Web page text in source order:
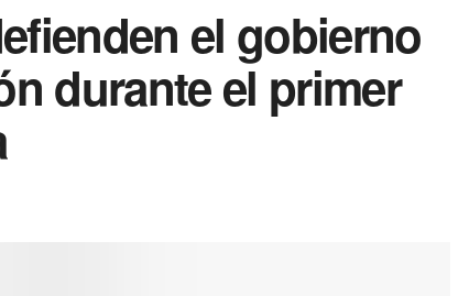
el gobierno
durante el primer